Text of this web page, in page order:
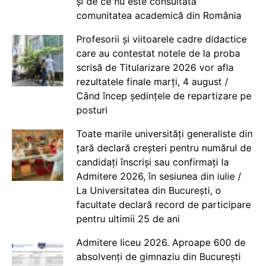
comunitatea academică din România
Profesorii și viitoarele cadre didactice
care au contestat notele de la proba
scrisă de Titularizare 2026 vor afla
rezultatele finale marți, 4 august /
Când încep ședințele de repartizare pe
posturi
Toate marile universități generaliste din
țară declară creșteri pentru numărul de
candidați înscriși sau confirmați la
Admitere 2026, în sesiunea din iulie /
La Universitatea din București, o
facultate declară record de participare
pentru ultimii 25 de ani
Admitere liceu 2026. Aproape 600 de
absolvenți de gimnaziu din București